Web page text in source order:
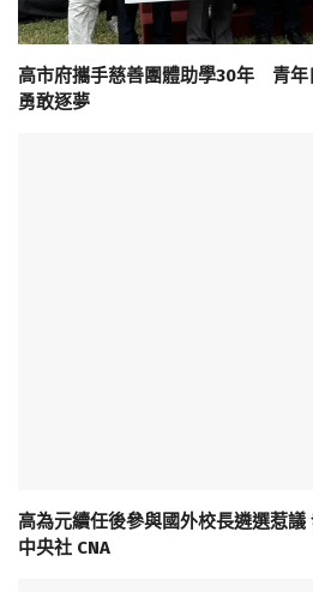
高市府攜手慈善團體助學30年 青年
勇敢逐夢
高為元續任後參與國外校長遴選惹議
中央社 CNA